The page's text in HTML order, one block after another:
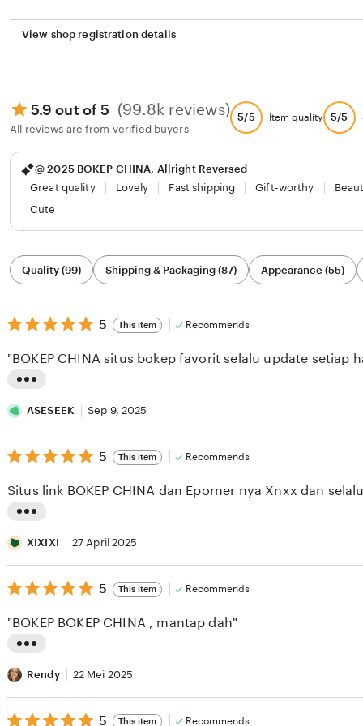
View shop registration details
5.9 out of 5 (99.8k reviews)
All reviews are from verified buyers
5/5 Item quality 5/5
@ 2025 BOKEP CHINA, Allright Reversed
Great quality
Lovely Fast shipping Gift-worthy
Cute
Filter
by
category
Quality (99) Shipping & Packaging (87) Appearance (55)
5
out
5
stars
5 This item Recommends
i
s
t
n
r
e
v
e
b
y
A
"BOKEP CHINA situs bokep favorit selalu update setiap
ASESEEK Sep 9, 2025
5
out
5
stars
5 This item Recommends
i
s
t
n
r
e
v
Situs link BOKEP CHINA dan Eporner nya Xnxx dan
XIXIXI 27 April 2025
5
out
5
stars
5 This item Recommends
i
s
t
"BOKEP BOKEP CHINA , mantap dah"
Rendy 22 Mei 2025
5
5 This item Recommends